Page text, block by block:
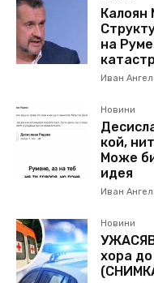
Калоян
на
Иван
Новини
кой,
Може
идея
Иван
Новини
хора